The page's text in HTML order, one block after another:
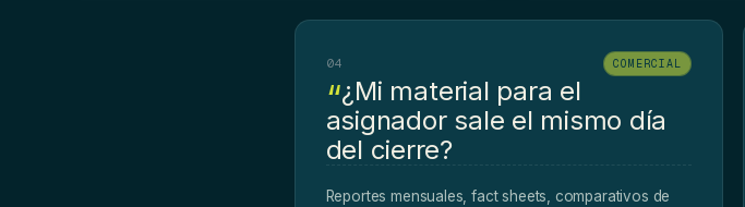
04 COMERCIAL
¿Mi material para el
asignador sale el mismo día
del cierre?
Reportes mensuales, fact sheets, comparativos de